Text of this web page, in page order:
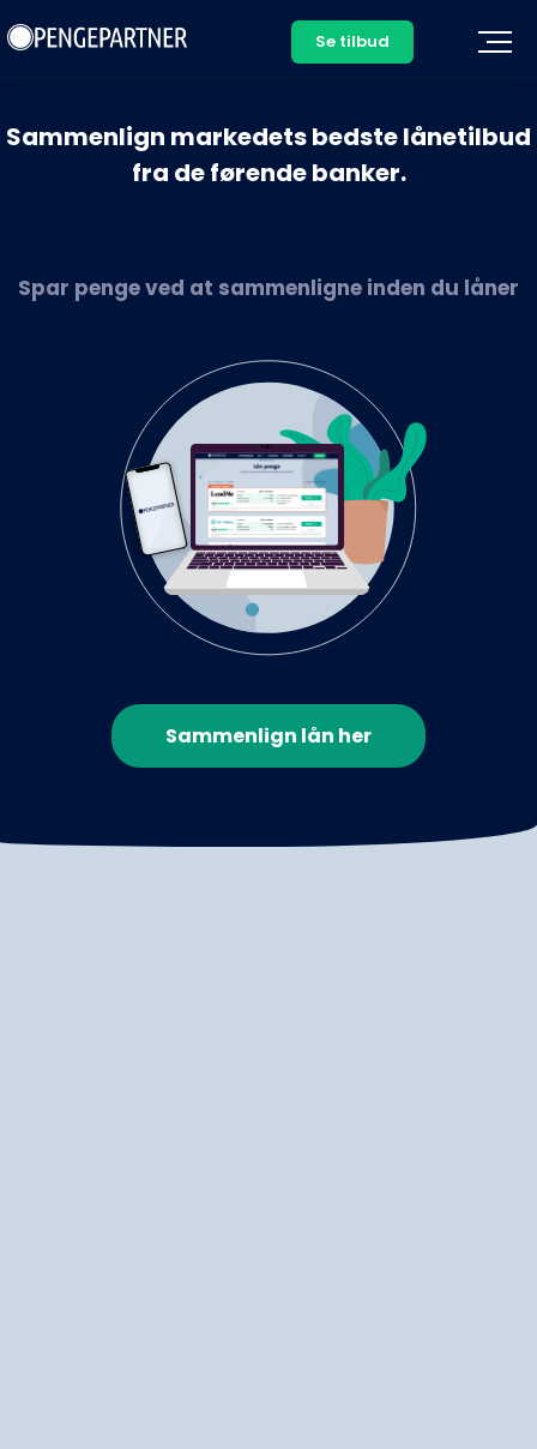
Se tilbud
Sammenlign markedets bedste lånetilbud
fra de førende banker.
Spar penge ved at sammenligne inden du låner
Sammenlign lån her